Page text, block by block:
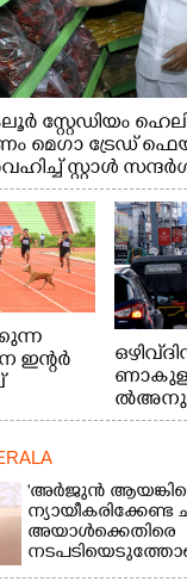
സ്റ്റേഡിയം
മെഗാ ട്രേഡ്
സ്റ്റാൾ
മന്ത്രി അനൂപ്
ഇന്റർ
അണ്ടർ
200
ഓടുന്ന
ഒഴിവ്
ൽ
'അർജുൻ
ന്യായീകരിക്കേണ്ട
അയാൾക്കെതിരെ